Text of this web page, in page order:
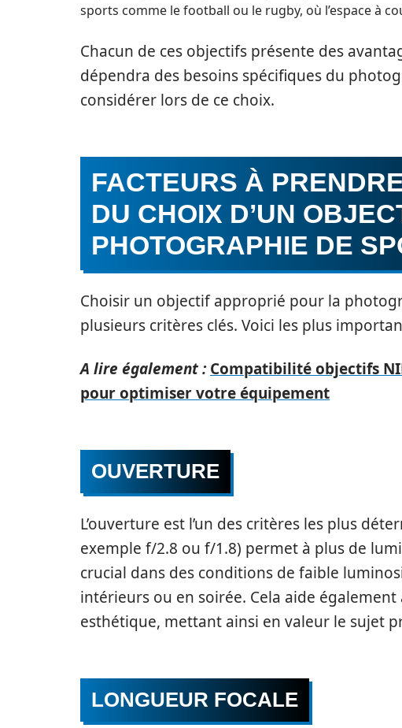
sports comme le football ou le rugby, où l’espace à
Chacun de ces objectifs présente des
dépendra des besoins spécifiques du
considérer lors de ce choix.
FACTEURS À
DU CHOIX D’UN
PHOTOGRAPHIE DE
Choisir un objectif approprié pour la
plusieurs critères clés. Voici les plus
A lire également : Compatibilité objectifs
pour optimiser votre équipement
OUVERTURE
L’ouverture est l’un des critères les plus
exemple f/2.8 ou f/1.8) permet à plus de
crucial dans des conditions de faible
intérieurs ou en soirée. Cela aide
esthétique, mettant ainsi en valeur le sujet
LONGUEUR FOCALE